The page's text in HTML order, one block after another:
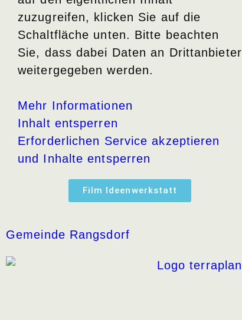
zuzugreifen, klicken Sie auf die
Schaltfläche unten. Bitte beachten
Sie, dass dabei Daten an Drittanbieter
weitergegeben werden.
Mehr Informationen
Inhalt entsperren
Erforderlichen Service akzeptieren
und Inhalte entsperren
Film Ideenwerkstatt
Gemeinde Rangsdorf